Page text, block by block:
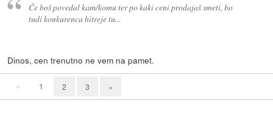
Če boš povedal kam/komu ter po kaki ceni prodajaš smeti, bo
tudi konkurenca hitreje tu...
Dinos, cen trenutno ne vem na pamet.
« 1 2 3 »